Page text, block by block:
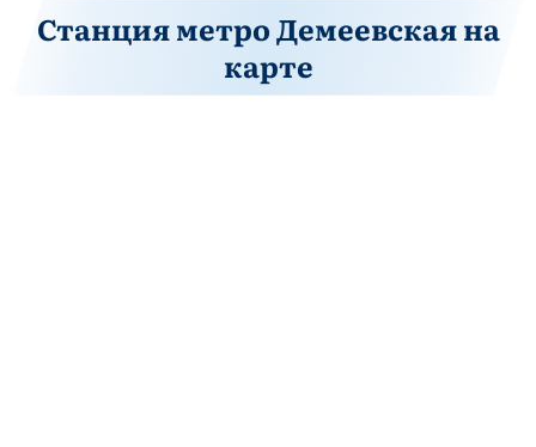
Станция метро Демеевская на
карте